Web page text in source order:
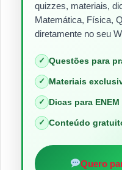
quizzes, materiais,
Matemática, Física,
diretamente no seu
✓ Questões para
✓ Materiais
✓ Dicas para
✓ Conteúdo
Quero